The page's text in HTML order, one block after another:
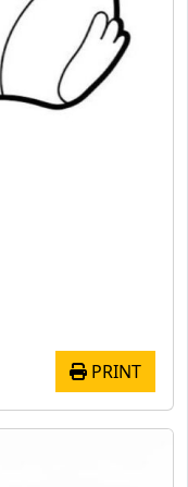
PRINT